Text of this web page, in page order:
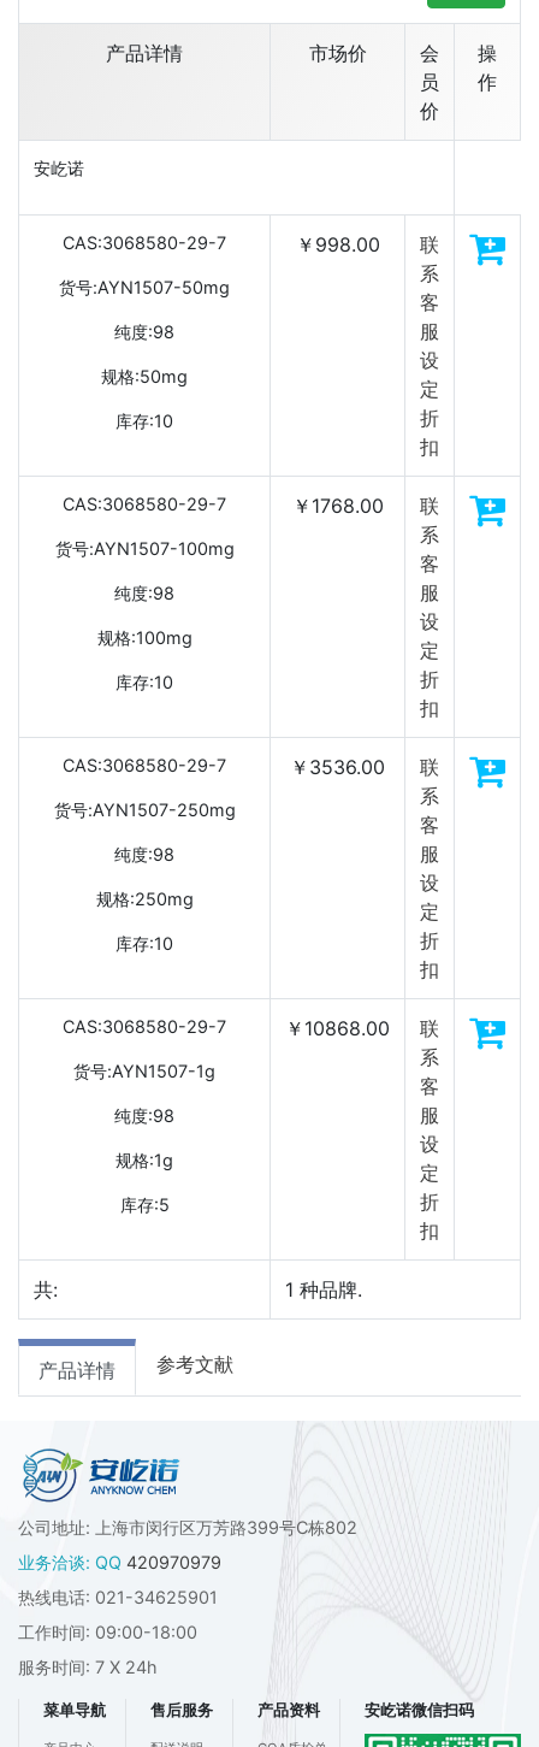
产品详情 市场价
会
员
价
操
作
安屹诺
CAS:3068580-29-7
货号:AYN1507-50mg
纯度:98
规格:50mg
库存:10
￥998.00
联
系
客
服
设
定
折
扣
CAS:3068580-29-7
货号:AYN1507-100mg
纯度:98
规格:100mg
库存:10
￥1768.00
联
系
客
服
设
定
折
扣
CAS:3068580-29-7
货号:AYN1507-250mg
纯度:98
规格:250mg
库存:10
￥3536.00
联
系
客
服
设
定
折
扣
CAS:3068580-29-7
货号:AYN1507-1g
纯度:98
规格:1g
库存:5
￥10868.00
联
系
客
服
设
定
折
扣
共: 1 种品牌.
产品详情 参考文献
公司地址: 上海市闵行区万芳路399号C栋802
业务洽谈: QQ 420970979
热线电话: 021-34625901
工作时间: 09:00-18:00
服务时间: 7 X 24h
菜单导航 售后服务 产品资料 安屹诺微信扫码